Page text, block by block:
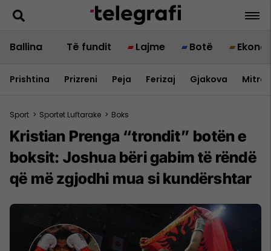
Ballina Të fundit Lajme Botë
Prishtina Prizreni Peja Ferizaj Gjakova
Sport > Sportet Luftarake > Boks
Kristian Prenga “trondit” botën e
boksit: Joshua bëri gabim të rëndë
që më zgjodhi mua si kundërshtar